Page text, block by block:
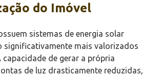
do Imóvel
sistemas de energia solar
significativamente mais valorizados
capacidade de gerar a própria
de luz drasticamente reduzidas,